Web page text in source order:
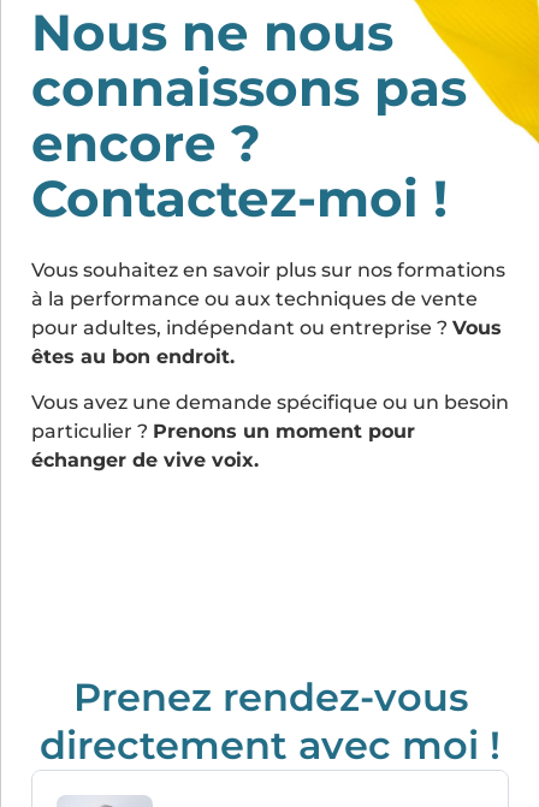
Nous ne nous
connaissons pas
encore ?
Contactez-moi !
Vous souhaitez en savoir plus sur nos formations
à la performance ou aux techniques de vente
pour adultes, indépendant ou entreprise ? Vous
êtes au bon endroit.
Vous avez une demande spécifique ou un besoin
particulier ? Prenons un moment pour
échanger de vive voix.
Prenez rendez-vous
directement avec moi !